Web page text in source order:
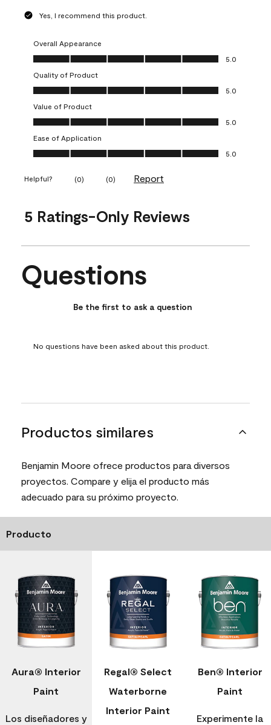
Yes, I recommend this product.
Overall Appearance
Overall Appearance, 5.0 out of 5
5.0
Quality of Product
Quality of Product, 5.0 out of 5
5.0
Value of Product
Value of Product, 5.0 out of 5
5.0
Ease of Application
Ease of Application, 5.0 out of 5
5.0
Helpful? (0) (0) Report
5 Ratings-Only Reviews
No questions have been asked about this product.
Questions
Be the first to ask a question
No questions have been asked about this product.
Productos similares
Benjamin Moore ofrece productos para diversos
proyectos. Compare y elija el producto más
adecuado para su próximo proyecto.
Producto
Aura® Interior
Paint
Los diseñadores y
Regal® Select
Waterborne
Interior Paint
Ben® Interior
Paint
Experimente la